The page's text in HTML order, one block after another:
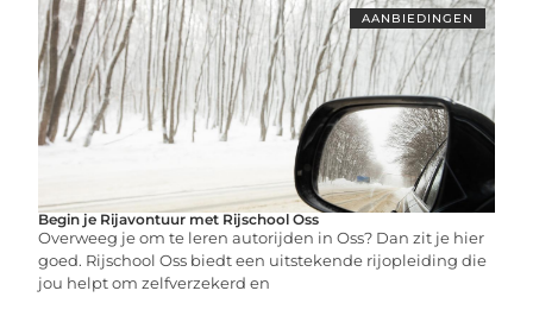
AANBIEDINGEN
Begin je Rijavontuur met Rijschool Oss
Overweeg je om te leren autorijden in Oss? Dan zit je hier
goed. Rijschool Oss biedt een uitstekende rijopleiding die
jou helpt om zelfverzekerd en